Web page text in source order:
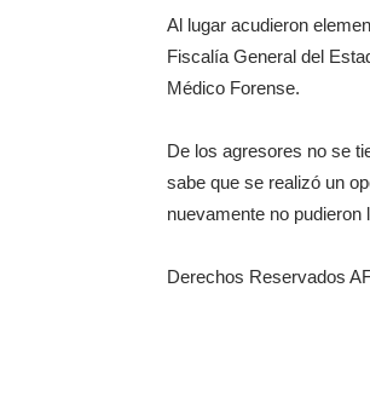
Al lugar acudieron
Fiscalía General del
Médico Forense.
De los agresores no se
sabe que se realizó un
nuevamente no pudieron
Derechos Reservados